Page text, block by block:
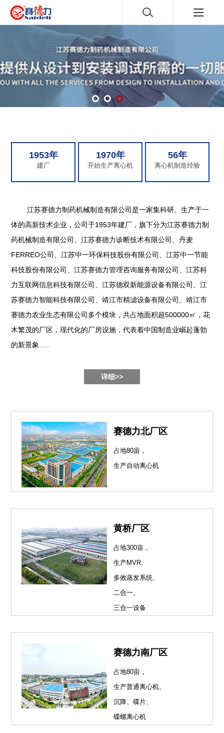
1953年
建厂
1970年
开始生产离心机
56年
离心机制造经验
江苏赛德力制药机械制造有限公司是一家集科研、生产于一
体的高新技术企业，公司于1953年建厂，旗下分为江苏赛德力制
药机械制造有限公司、江苏赛德力诊断技术有限公司、丹麦
FERREO公司、江苏中一环保科技股份有限公司、江苏中一节能
科技股份有限公司、江苏赛德力管理咨询服务有限公司、江苏科
力互联网信息科技有限公司、江苏德双新能源设备有限公司、江
苏赛德力智能科技有限公司、靖江市精滤设备有限公司、靖江市
赛德力农业生态有限公司多个模块，共占地面积超500000㎡，花
木繁茂的厂区，现代化的厂房设施，代表着中国制造业崛起蓬勃
的新景象.....
详细>>
赛德力北厂区
占地80亩，
生产自动离心机
黄桥厂区
占地300亩，
生产MVR、
多效蒸发系统、
二合一、
三合一设备
赛德力南厂区
占地80亩，
生产普通离心机、
沉降、碟片、
碟螺离心机